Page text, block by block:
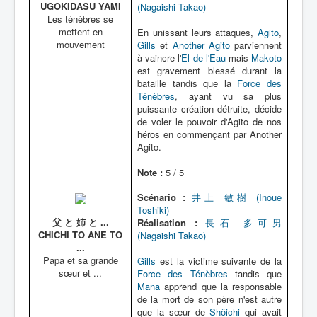
UGOKIDASU YAMI
Les ténèbres se
mettent en
mouvement
(Nagaishi Takao)
En unissant leurs attaques, Agito,
Gills et Another Agitoparviennent
à vaincre l'El de l'Eaumais Makoto
est gravement blessé durant la
bataille tandis que la Force des
Ténèbres, ayant vu sa plus
puissante création détruite, décide
de voler le pouvoir d'Agito de nos
héros en commençant par Another
Agito.
Note : 5 / 5
父 と 姉 と ...
CHICHI TO ANE TO
...
Papa et sa grande
sœur et ...
Scénario : 井上 敏樹 (Inoue
Toshiki)
Réalisation :
長石 多可男
(Nagaishi Takao)
Gills est la victime suivante de la
Force des Ténèbres tandis que
Mana apprend que la responsable
de la mort de son père n'est autre
que la sœur deShôichi qui avait